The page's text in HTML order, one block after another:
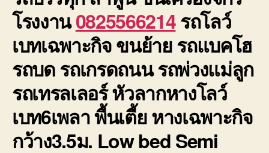
โรงงาน0825566214รถโลว์
เบทเฉพาะกิจ ขนย้าย รถแบคโฮ
รถบด รถเกรดถนน รถพ่วงแม่ลูก
รถเทรลเลอร์ หัวลากหางโลว์
เบท6เพลา พื้นเตี้ย หางเฉพาะกิจ
กว้าง3.5ม. Low bed Semi